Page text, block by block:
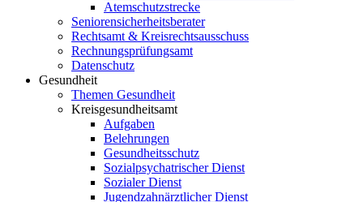
Atemschutzstrecke
Seniorensicherheitsberater
Rechtsamt & Kreisrechtsausschuss
Rechnungsprüfungsamt
Datenschutz
Gesundheit
Themen Gesundheit
Kreisgesundheitsamt
Aufgaben
Belehrungen
Gesundheitsschutz
Sozialpsychatrischer Dienst
Sozialer Dienst
Jugendzahnärztlicher Dienst